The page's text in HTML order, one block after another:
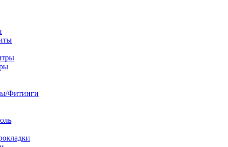
Фитинги